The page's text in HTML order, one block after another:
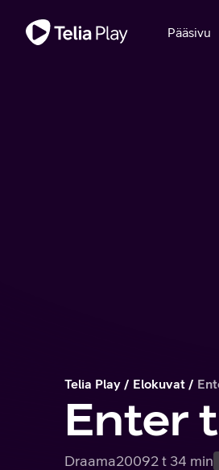
Pääsivu
Telia Play Elokuvat
Enter
Draama20092 t 34 min